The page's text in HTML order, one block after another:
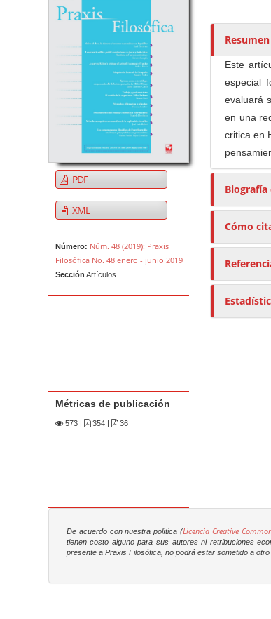
PDF
XML
Número: Núm. 48 (2019): Praxis
Filosófica No. 48 enero - junio 2019
Sección Artículos
Métricas de publicación
573| 354 | 36
o
e
Resumen
Este
especial
evaluará
en una
critica en
Cómo
De acuerdo con nuestra política (Licencia Creative
tienen costo alguno para sus autores ni retribuciones
presente a Praxis Filosófica, no podrá estar sometido a